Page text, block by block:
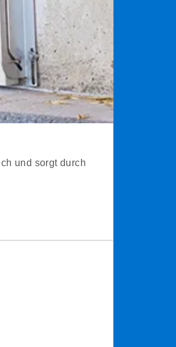
und sorgt durch